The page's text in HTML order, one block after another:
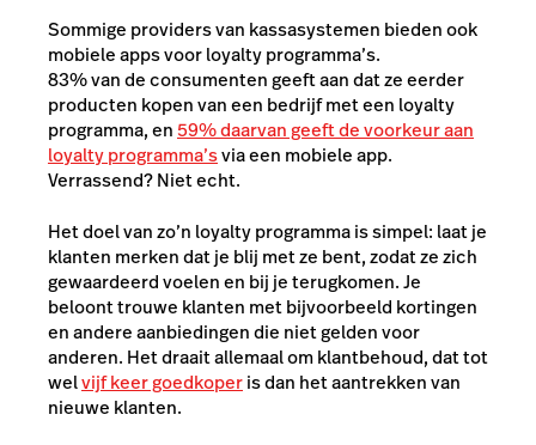
Sommige providers van kassasystemen bieden ook
mobiele apps voor loyalty programma’s.
83% van de consumenten geeft aan dat ze eerder
producten kopen van een bedrijf met een loyalty
programma, en 59% daarvan geeft de voorkeur aan
loyalty programma’svia een mobiele app.
Verrassend? Niet echt.
Het doel van zo’n loyalty programma is simpel: laat je
klanten merken dat je blij met ze bent, zodat ze zich
gewaardeerd voelen en bij je terugkomen. Je
beloont trouwe klanten met bijvoorbeeld kortingen
en andere aanbiedingen die niet gelden voor
anderen. Het draait allemaal om klantbehoud, dat tot
welvijf keer goedkoperis dan het aantrekken van
nieuwe klanten.